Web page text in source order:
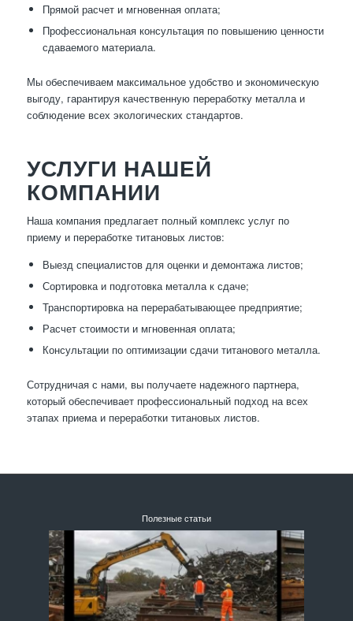
Прямой расчет и мгновенная оплата;
Профессиональная консультация по повышению ценности
сдаваемого материала.
Мы обеспечиваем максимальное удобство и экономическую
выгоду, гарантируя качественную переработку металла и
соблюдение всех экологических стандартов.
УСЛУГИ НАШЕЙ
КОМПАНИИ
Наша компания предлагает полный комплекс услуг по
приему и переработке титановых листов:
Выезд специалистов для оценки и демонтажа листов;
Сортировка и подготовка металла к сдаче;
Транспортировка на перерабатывающее предприятие;
Расчет стоимости и мгновенная оплата;
Консультации по оптимизации сдачи титанового металла.
Сотрудничая с нами, вы получаете надежного партнера,
который обеспечивает профессиональный подход на всех
этапах приема и переработки титановых листов.
Полезные статьи